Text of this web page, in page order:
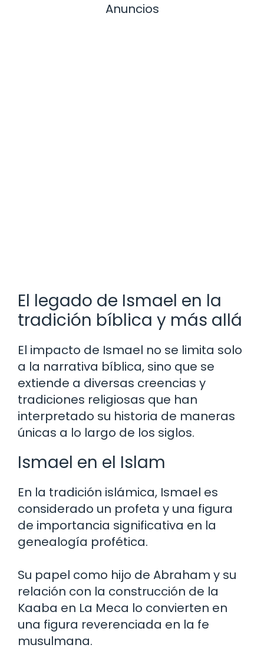
Anuncios
El legado de Ismael en la
tradición bíblica y más allá
El impacto de Ismael no se limita solo
a la narrativa bíblica, sino que se
extiende a diversas creencias y
tradiciones religiosas que han
interpretado su historia de maneras
únicas a lo largo de los siglos.
Ismael en el Islam
En la tradición islámica, Ismael es
considerado un profeta y una figura
de importancia significativa en la
genealogía profética.
Su papel como hijo de Abraham y su
relación con la construcción de la
Kaaba en La Meca lo convierten en
una figura reverenciada en la fe
musulmana.